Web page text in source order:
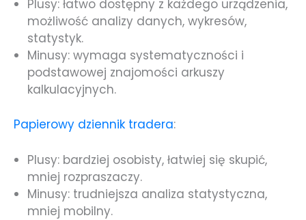
Plusy: łatwo dostępny z każdego urządzenia,
możliwość analizy danych, wykresów,
statystyk.
Minusy: wymaga systematyczności i
podstawowej znajomości arkuszy
kalkulacyjnych.
Papierowy dziennik tradera:
Plusy: bardziej osobisty, łatwiej się skupić,
mniej rozpraszaczy.
Minusy: trudniejsza analiza statystyczna,
mniej mobilny.